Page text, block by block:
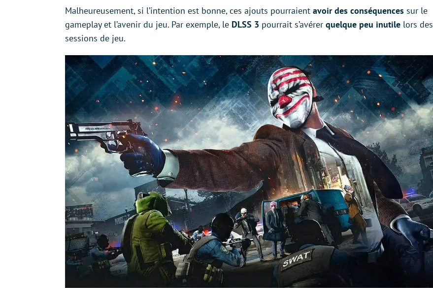
Malheureusement, si l’intention est bonne, ces ajouts pourraient avoir des conséquences sur le
gameplay et l’avenir du jeu. Par exemple, le DLSS 3 pourrait s’avérer quelque peu inutile lors des
sessions de jeu.